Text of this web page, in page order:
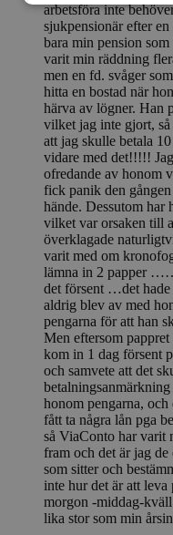
arbetsföra inte
sjukpensionär efter
bara min pension
varit min räddning
men en fd. svåger
hitta en bostad när
härva av lögner. Han
vilket jag inte gjort,
att jag skulle betala
vidare med det!!!!!
ofredande av honom
fick panik den
hände. Dessutom har
vilket var orsaken till
överklagade
varit med om
lämna in 2 papper
det försent …det hade
aldrig blev av med
pengarna för att han
Men eftersom
kom in 1 dag försent
och samvete att det
honom pengarna,
fått ta några lån pga
så ViaConto har varit
fram och det är jag
som sitter och
inte hur det är att
morgon -middag-
lika stor som min